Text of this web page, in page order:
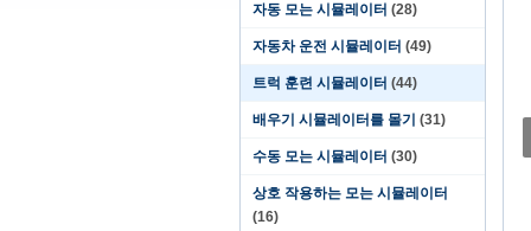
자동 모는 시뮬레이터 (28)
자동차 운전 시뮬레이터 (49)
트럭 훈련 시뮬레이터 (44)
배우기 시뮬레이터를 몰기 (31)
수동 모는 시뮬레이터 (30)
상호 작용하는 모는 시뮬레이터
(16)